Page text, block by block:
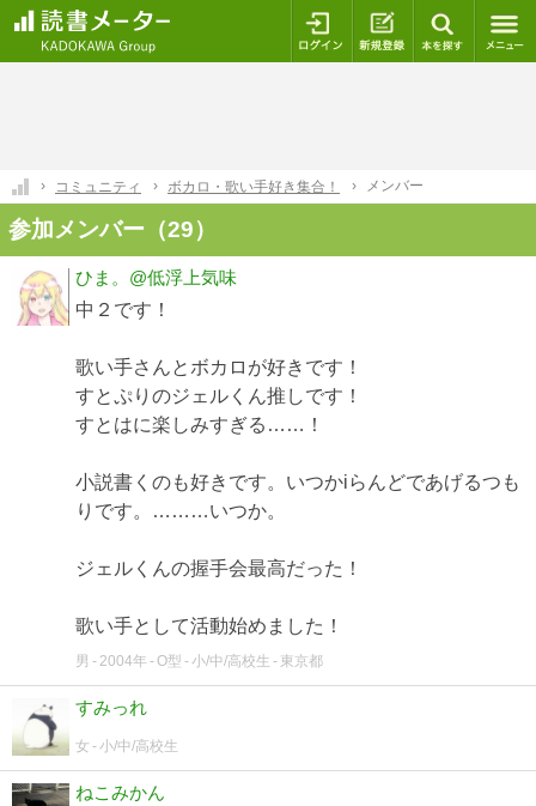
ログイン 新規登録
コミュニティ ボカロ・歌い手好き集合！ メンバー
参加メンバー（29）
ひま。@低浮上気味
中２です！
歌い手さんとボカロが好きです！
すとぷりのジェルくん推しです！
すとはに楽しみすぎる……！
小説書くのも好きです。いつかiらんどであげるつも
りです。………いつか。
ジェルくんの握手会最高だった！
歌い手として活動始めました！
男 2004年 O型 小/中/高校生 東京都
すみっれ
女 小/中/高校生
ねこみかん